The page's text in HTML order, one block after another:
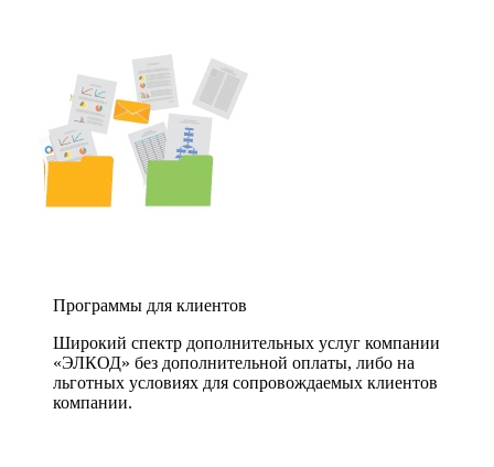
Программы для клиентов
Широкий спектр дополнительных услуг компании
«ЭЛКОД» без дополнительной оплаты, либо на
льготных условиях для сопровождаемых клиентов
компании.